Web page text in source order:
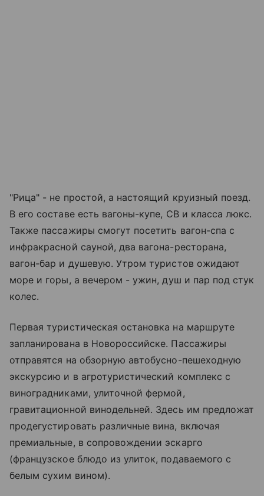
"Рица" - не простой, а настоящий круизный поезд.
В его составе есть вагоны-купе, СВ и класса люкс.
Также пассажиры смогут посетить вагон-спа с
инфракрасной сауной, два вагона-ресторана,
вагон-бар и душевую. Утром туристов ожидают
море и горы, а вечером - ужин, душ и пар под стук
колес.
Первая туристическая остановка на маршруте
запланирована в Новороссийске. Пассажиры
отправятся на обзорную автобусно-пешеходную
экскурсию и в агротуристический комплекс с
виноградниками, улиточной фермой,
гравитационной винодельней. Здесь им предложат
продегустировать различные вина, включая
премиальные, в сопровождении эскарго
(французское блюдо из улиток, подаваемого с
белым сухим вином).